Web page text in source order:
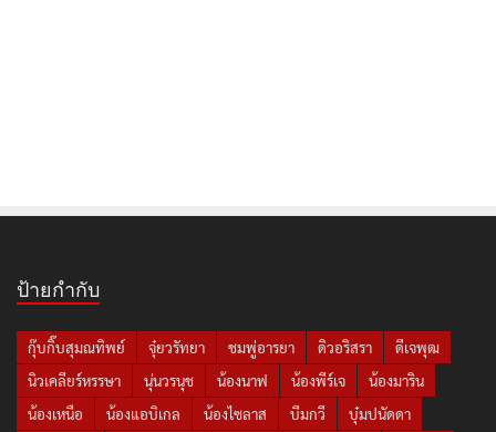
ป้ายกำกับ
กุ๊บกิ๊บสุมณทิพย์ จุ๋ยวรัทยา ชมพู่อารยา ดิวอริสรา
ดีเจพุฒ
นิวเคลียร์หรรษา
นุ่นวรนุช น้องนาฟ น้องพีร์เจ
น้องมาริน
น้องเหนือ
น้องแอบิเกล น้องไซลาส บีมกวี
บุ๋มปนัดดา